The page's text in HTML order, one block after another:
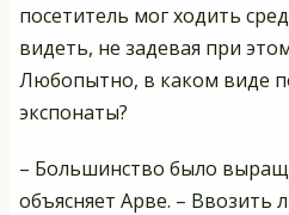
посетитель мог ходить
видеть, не задевая при
Любопытно, в каком виде
экспонаты?
– Большинство было
объясняет Арве. – Ввозить